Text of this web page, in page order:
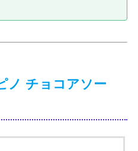
ノ チョコアソー